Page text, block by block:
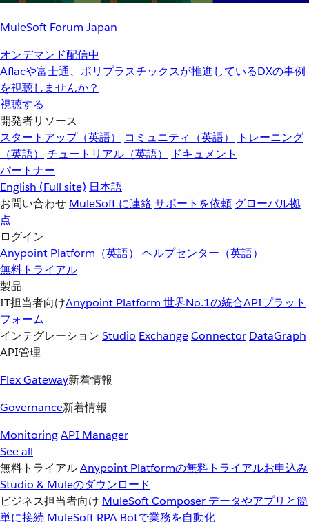
MuleSoft Forum Japan
オンデマンド配信中
Aflacや富士通、ポリプラスチックスが推進しているDXの事例
を視聴しませんか？
視聴する
開発者リソース
スタートアップ（英語）
コミュニティ（英語）
トレーニング
（英語）
チュートリアル（英語）
ドキュメント
パートナー
English (Full site) 日本語
お問い合わせ MuleSoft に連絡サポートを依頼 グローバル拠
点
ログイン
Anypoint Platform（英語） ヘルプセンター（英語）
無料トライアル
製品
IT担当者向けAnypoint Platform 世界No.1の統合APIプラット
フォーム
インテグレーション Studio ExchangeConnector DataGraph
API管理
Flex Gateway新着情報
Governance新着情報
MonitoringAPI Manager
See all
無料トライアルAnypoint Platformの無料トライアルお申込み
Studio & Muleのダウンロード
ビジネス担当者向け MuleSoft Composer データやアプリと簡
単に接続 MuleSoft RPA Botで業務を自動化